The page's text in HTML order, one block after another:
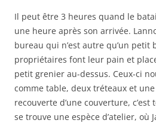
Il peut être 3 heures quand le
une heure après son arrivée.
bureau qui n’est autre qu’un petit
propriétaires font leur pain et
petit grenier au-dessus. Ceux-ci
comme table, deux tréteaux et
recouverte d’une couverture, c’est
se trouve une espèce d’atelier, où